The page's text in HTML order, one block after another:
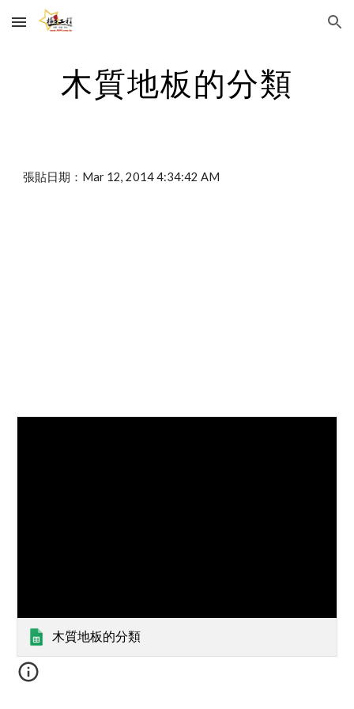
Skip to main content Skip to navigation
木質地板的分類
張貼日期：Mar 12, 2014 4:34:42 AM
木質地板的分類